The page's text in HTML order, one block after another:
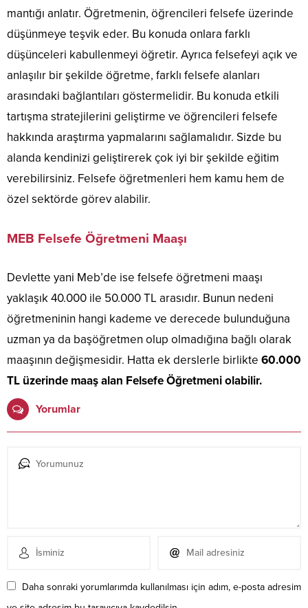
mantığı anlatır. Öğretmenin, öğrencileri felsefe üzerinde
düşünmeye teşvik eder. Bu konuda onlara farklı
düşünceleri kabullenmeyi öğretir. Ayrıca felsefeyi açık ve
anlaşılır bir şekilde öğretme, farklı felsefe alanları
arasındaki bağlantıları göstermelidir. Bu konuda etkili
tartışma stratejilerini geliştirme ve öğrencileri felsefe
hakkında araştırma yapmalarını sağlamalıdır. Sizde bu
alanda kendinizi geliştirerek çok iyi bir şekilde eğitim
verebilirsiniz. Felsefe öğretmenleri hem kamu hem de
özel sektörde görev alabilir.
MEB Felsefe Öğretmeni Maaşı
Devlette yani Meb’de ise felsefe öğretmeni maaşı
yaklaşık 40.000 ile 50.000 TL arasıdır. Bunun nedeni
öğretmeninin hangi kademe ve derecede bulunduğuna
uzman ya da başöğretmen olup olmadığına bağlı olarak
maaşının değişmesidir. Hatta ek derslerle birlikte 60.000
TL üzerinde maaş alan Felsefe Öğretmeni olabilir.
Yorumlar
Daha sonraki yorumlarımda kullanılması için adım, e-posta adresim